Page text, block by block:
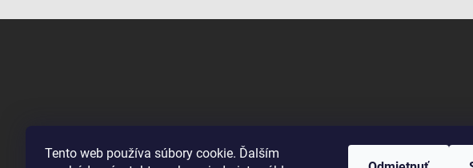
Tento web používa súbory cookie. Ďalším